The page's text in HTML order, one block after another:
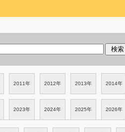
2011年 2012年 2013年 2014年
2023年 2024年 2025年 2026年